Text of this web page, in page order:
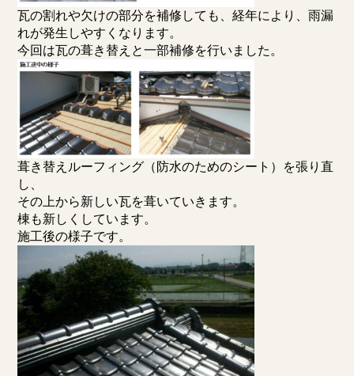
瓦の割れや欠けの部分を補修しても、経年により、雨漏
れが発生しやすくなります。
今回は瓦の葺き替えと一部補修を行いました。
葺き替えルーフィング（防水のためのシート）を張り直
し、
その上から新しい瓦を葺いていきます。
棟も新しくしています。
施工後の様子です。